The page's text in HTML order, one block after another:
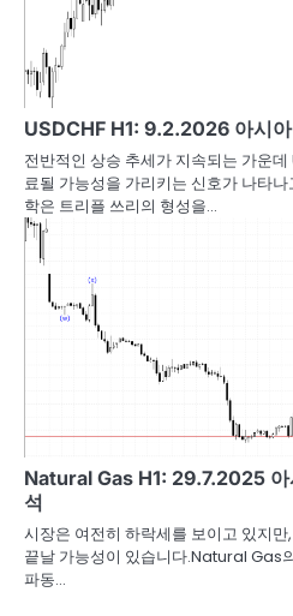
USDCHF H1: 9.2.2026 아시
전반적인 상승 추세가 지속되는 가운
료될 가능성을 가리키는 신호가 나타
학은 트리플 쓰리의 형성을…
Natural Gas H1: 29.7.2025 아
석
시장은 여전히 하락세를 보이고 있지
끝날 가능성이 있습니다.Natural Gas
파동…